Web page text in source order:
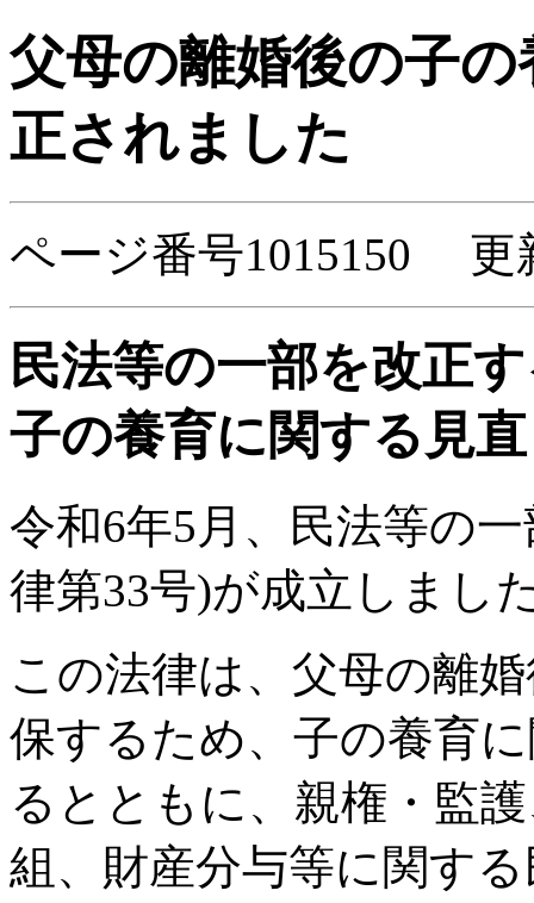
父母の離婚後の子
正されました
ページ番号1015150 更
民法等の一部を改正
子の養育に関する見
令和6年5月、民法等の
律第33号)が成立しまし
この法律は、父母の離
保するため、子の養育
るとともに、親権・監
組、財産分与等に関す